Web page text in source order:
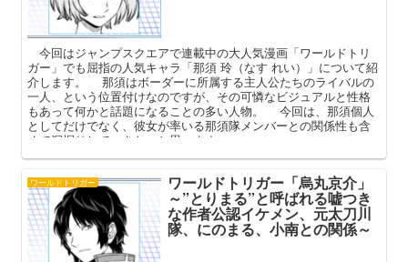
今回はジャンプスクエアで連載中の大人気漫画「ワールドトリ
ガー」でも屈指の人気キャラ「那須 玲（なす れい）」について紹
介します。 那須はボーダーに所属する主人公たちのライバルの
一人、という位置付けなのですが、その可憐なビジュアルと性格
もあって何かと話題になることの多い人物。 今回は、那須個人
としてだけでなく、彼女が率いる那須隊メンバーとの関係性も含
めて深掘りしていきたいと思います。
ワールドトリガー ワールドトリガー「烏丸京介」
～”とりまる”と呼ばれる嘘つき
な作者公認イケメン、元太刀川
隊、にのまる、小南との関係～